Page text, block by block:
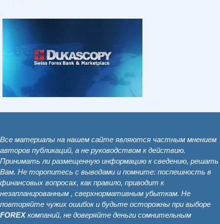
Все материалы на нашем сайте являются частным мнением
авторов публикаций, а не руководством к действию.
Принимать ли размещенную информацию к сведению, решать
Вам. Не торопитесь с выводами и помните: поспешность в
финансовых вопросах, как правило, приводит к
незапланированным , сверхнормативным убыткам. Не
повторяйте чужих ошибок и будьте осторожны при выборе
FOREXкомпаний, не доверяйте деньги сомнительным